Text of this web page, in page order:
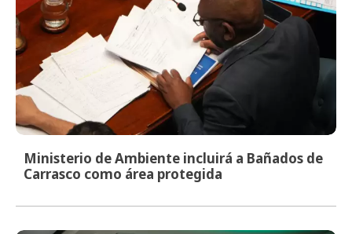
Ministerio de Ambiente incluirá a Bañados de
Carrasco como área protegida